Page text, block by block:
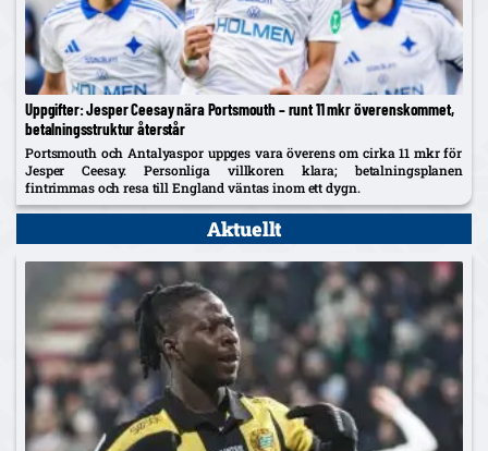
Uppgifter: Jesper Ceesay nära Portsmouth – runt 11 mkr överenskommet,
betalningsstruktur återstår
Portsmouth och Antalyaspor uppges vara överens om cirka 11 mkr för
Jesper Ceesay. Personliga villkoren klara; betalningsplanen
fintrimmas och resa till England väntas inom ett dygn.
Aktuellt